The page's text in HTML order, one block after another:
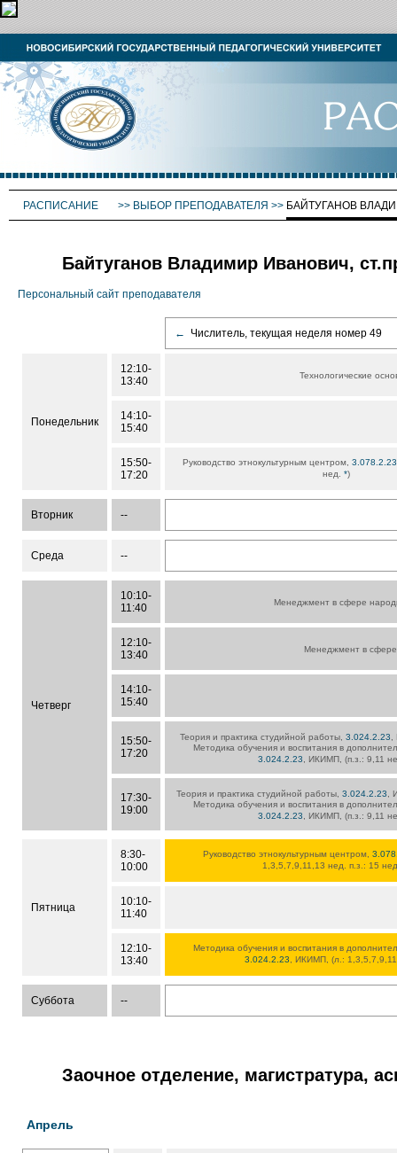
РАСПИСАНИЕ >> ВЫБОР ПРЕПОДАВАТЕЛЯ >> БАЙТУГАНОВ
Байтуганов Владимир Иванович,
Персональный сайт преподавателя
← Числитель, текущая неделя номер 49
Понедельник
12:10-
13:40
Технологические
14:10-
15:40
15:50-
17:20
Руководство этнокультурным центром,3.078.2.23
нед. *)
Вторник --
Среда --
Четверг
10:10-
11:40
Менеджмент в сфере
12:10-
13:40
Менеджмент в сфере
14:10-
15:40
15:50-
17:20
Теория и практика студийной работы,3.024.2.23
Методика обучения и воспитания в
3.024.2.23 , ИКИМП, (п.з.: 9,11
17:30-
19:00
Теория и практика студийной работы,3.024.2.23
,
Методика обучения и воспитания в
3.024.2.23 , ИКИМП, (п.з.: 9,11
Пятница
8:30-
10:00
Руководство этнокультурным центром,
1,3,5,7,9,11,13 нед. п.з.: 15
10:10-
11:40
12:10-
13:40
Методика обучения и воспитания в
3.024.2.23
, ИКИМП, (л.:
Суббота --
Заочное отделение, магистратура,
Апрель